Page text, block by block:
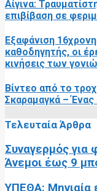
Αίγινα:
επιβίβαση σε
Εξαφάνιση
καθοδηγητής, οι
κινήσεις των
Βίντεο από το
Σκαραμαγκά –
Τελευταία Άρθρα
Συναγερμός
Άνεμοι έως 9
ΥΠΕΘΑ: Μηνιαία